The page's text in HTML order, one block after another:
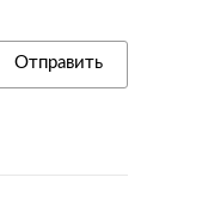
Отправить